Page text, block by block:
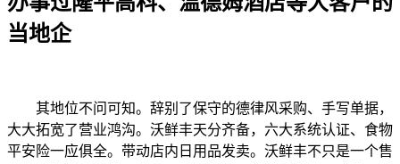
当地企
其地位不问可知。辞别了保守的德律风采购、手写单据，
大大拓宽了营业鸿沟。沃鲜丰天分齐备，六大系统认证、食物
平安险一应俱全。带动店内日用品发卖。沃鲜丰不只是一个售